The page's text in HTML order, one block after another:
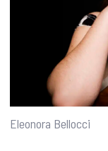
Eleonora Bellocci